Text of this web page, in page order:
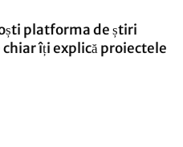
platforma de știri
îți explică proiectele